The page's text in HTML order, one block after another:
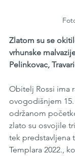
Zlatom su se
vrhunske
Pelinkovac,
Obitelj Rossi ima
ovogodišnjem
održanom
zlato su osvojile
tek predstavljena
Templara 2022.,